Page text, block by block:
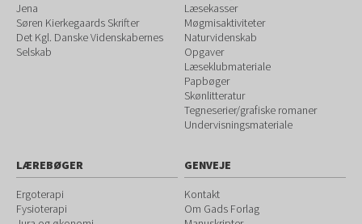
Jena
Søren Kierkegaards Skrifter
Det Kgl. Danske Videnskabernes
Selskab
Læsekasser
Møgmisaktiviteter
Naturvidenskab
Opgaver
Læseklubmateriale
Papbøger
Skønlitteratur
Tegneserier/grafiske romaner
Undervisningsmateriale
LÆREBØGER
Ergoterapi
Fysioterapi
GENVEJE
Kontakt
Om Gads Forlag